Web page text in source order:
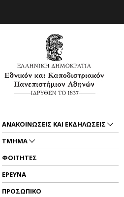
ΑΝΑΚΟΙΝΩΣΕΙΣ ΚΑΙ ΕΚΔΗΛΩΣΕΙΣ
ΤΜΗΜΑ
ΦΟΙΤΗΤΕΣ
ΕΡΕΥΝΑ
ΠΡΟΣΩΠΙΚΟ